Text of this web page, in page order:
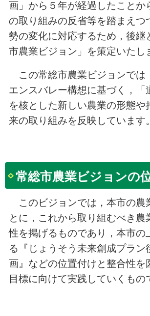
画」から５年が経過したことか
の取り組みの反省等を踏まえつ
勢の変化に対応するため，後継
市農業ビジョン」を策定いたし
この常総市農業ビジョンでは
エンスバレー構想に基づく，「
を核とした新しい農業の形態や
来の取り組みを反映しています。
常総市農業ビジョンの
このビジョンでは，本市の農
とに，これから取り組むべき農
性を掲げるものであり，本市の
る『じょうそう未来創成プラン
画』などの位置付けと整合性を
目標に向けて実践していくもの